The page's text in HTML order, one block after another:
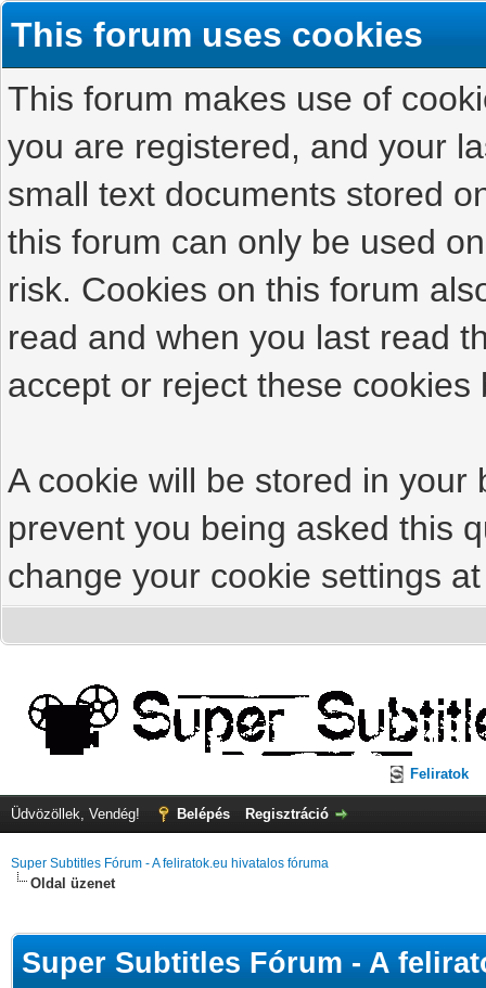
This forum uses cookies
This forum makes use of
you are registered, and your
small text documents stored
this forum can only be used
risk. Cookies on this forum
read and when you last read
accept or reject these cookies
A cookie will be stored in
prevent you being asked this
change your cookie settings
Feliratok
Üdvözöllek, Vendég! Belépés Regisztráció
Super Subtitles Fórum - A feliratok.eu hivatalos fóruma
Oldal üzenet
Super Subtitles Fórum - A